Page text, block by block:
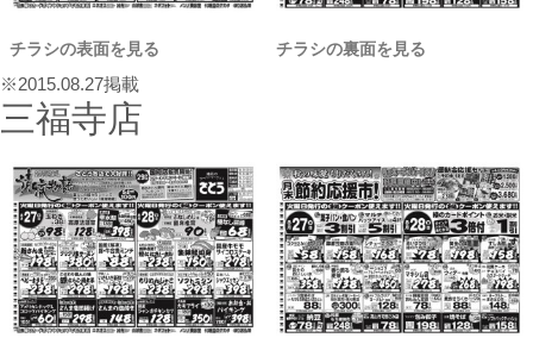
チラシの表面を見る チラシの裏面を見る
※2015.08.27掲載
三福寺店